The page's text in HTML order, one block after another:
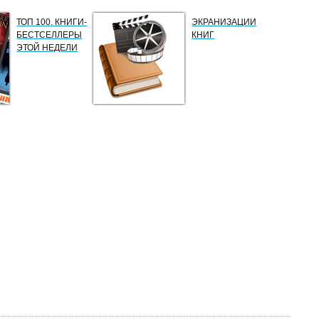
ТОП 100. КНИГИ-
БЕСТСЕЛЛЕРЫ
ЭТОЙ НЕДЕЛИ
ЭКРАНИЗАЦИИ
КНИГ